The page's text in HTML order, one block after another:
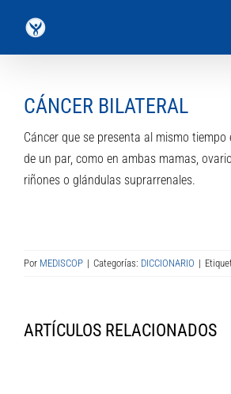
contenido
CÁNCER BILATERAL
Cáncer que se presenta al mismo
de un par, como en ambas mamas,
riñones o glándulas suprarrenales.
Por MEDISCOP | Categorías: DICCIONARIO |
ARTÍCULOS RELACIONADOS